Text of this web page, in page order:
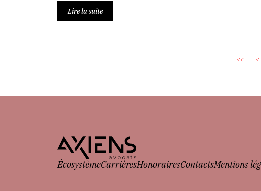
Lire la suite
<< <
ÉcosystèmeCarrièresHonorairesContactsMentions